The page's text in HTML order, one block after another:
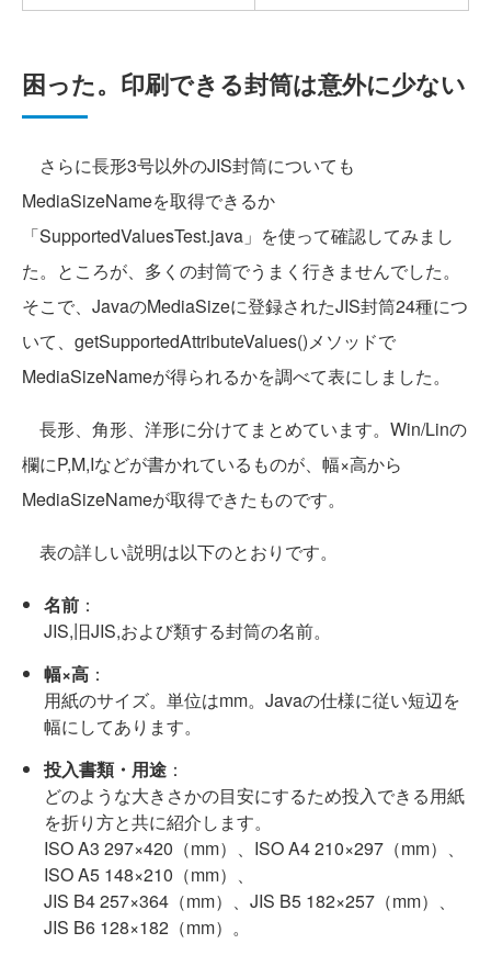
困った。印刷できる封筒は意外に少ない
さらに長形3号以外のJIS封筒についても
MediaSizeNameを取得できるか
「SupportedValuesTest.java」を使って確認してみまし
た。ところが、多くの封筒でうまく行きませんでした。
そこで、JavaのMediaSizeに登録されたJIS封筒24種につ
いて、getSupportedAttributeValues()メソッドで
MediaSizeNameが得られるかを調べて表にしました。
長形、角形、洋形に分けてまとめています。Win/Linの
欄にP,M,Iなどが書かれているものが、幅×高から
MediaSizeNameが取得できたものです。
表の詳しい説明は以下のとおりです。
名前 ：
JIS,旧JIS,および類する封筒の名前。
幅×高 ：
用紙のサイズ。単位はmm。Javaの仕様に従い短辺を
幅にしてあります。
投入書類・用途 ：
どのような大きさかの目安にするため投入できる用紙
を折り方と共に紹介します。
ISO A3 297×420（mm）、ISO A4 210×297（mm）、
ISO A5 148×210（mm）、
JIS B4 257×364（mm）、JIS B5 182×257（mm）、
JIS B6 128×182（mm）。